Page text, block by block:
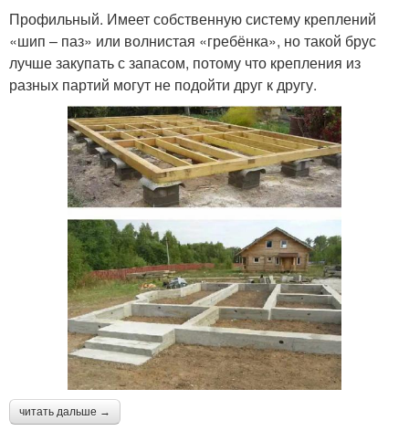
Профильный. Имеет собственную систему креплений
«шип – паз» или волнистая «гребёнка», но такой брус
лучше закупать с запасом, потому что крепления из
разных партий могут не подойти друг к другу.
читать дальше →